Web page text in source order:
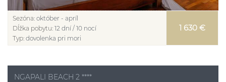
Sezóna: október - apríl
Dĺžka pobytu: 12 dní / 10 nocí
Typ: dovolenka pri mori
1 630 €
NGAPALI BEACH 2 ****